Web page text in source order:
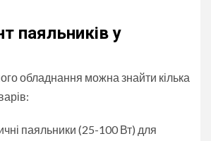
паяльників у
обладнання можна знайти кілька
паяльники (25-100 Вт) для